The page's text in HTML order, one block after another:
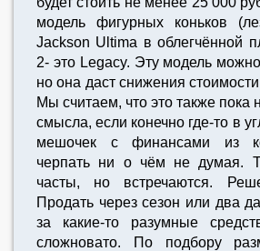
модель фигурных коньков
Jackson Ultima в облегчённой
2- это Legacy. Эту модель
но она даст снижения
Мы считаем, что это также пока
смысла, если конечно где-то в
мешочек с финансами из
черпать ни о чём не думая.
часты, но встречаются.
Продать через сезон или два
за какие-то разумные
сложновато. По подбору